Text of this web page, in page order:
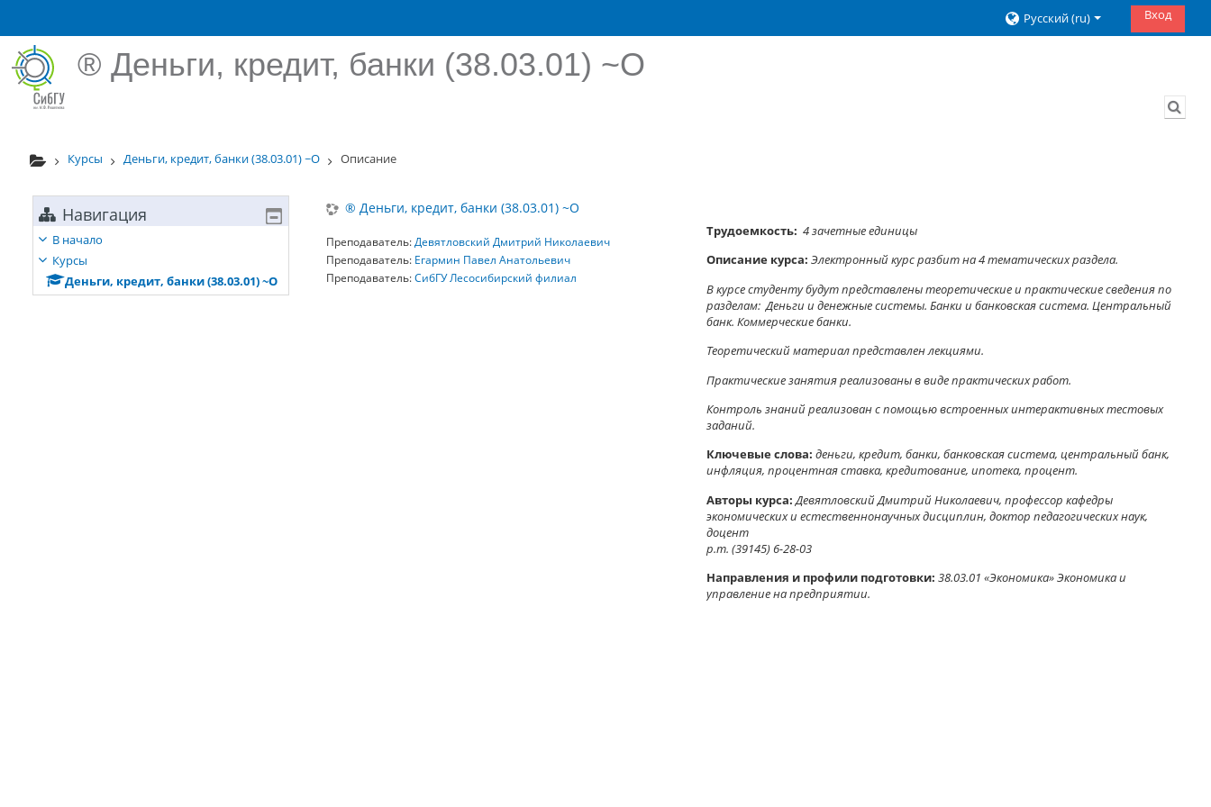
Русский ‎(ru)‎ Вход
® Деньги, кредит, банки (38.03.01) ~О
Курсы Деньги, кредит, банки (38.03.01) ~О Описание
® Деньги, кредит, банки (38.03.01) ~О
Трудоемкость: 4 зачетные единицы
Описание курса: Электронный курс разбит на 4 тематических раздела.
В курсе студенту будут представлены теоретические и практические сведения по
разделам: Деньги и денежные системы. Банки и банковская система. Центральный
банк. Коммерческие банки.
Теоретический материал представлен лекциями.
Практические занятия реализованы в виде практических работ.
Контроль знаний реализован с помощью встроенных интерактивных тестовых
заданий.
Ключевые слова: деньги, кредит, банки, банковская система, центральный банк,
инфляция, процентная ставка, кредитование, ипотека, процент.
Авторы курса: Девятловский Дмитрий Николаевич, профессор кафедры
экономических и естественнонаучных дисциплин, доктор педагогических наук,
доцент
р.т. (39145) 6-28-03
Направления и профили подготовки: 38.03.01 «Экономика» Экономика и
управление на предприятии.
Преподаватель: Девятловский Дмитрий Николаевич
Преподаватель: Егармин Павел Анатольевич
Преподаватель:СибГУ Лесосибирский филиал
Навигация
В начало
Курсы
Деньги, кредит, банки (38.03.01) ~О